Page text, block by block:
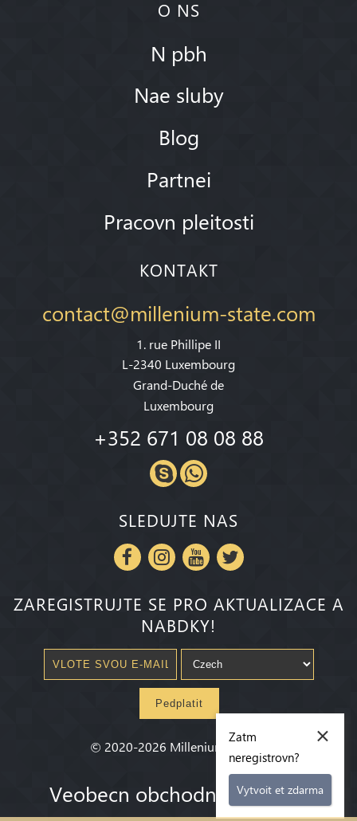
O NS
N pbh
Nae sluby
Blog
Partnei
Pracovn pleitosti
KONTAKT
contact@millenium-state.com
1. rue Phillipe II
L-2340 Luxembourg
Grand-Duché de
Luxembourg
+352 671 08 08 88
SLEDUJTE NAS
ZAREGISTRUJTE SE PRO AKTUALIZACE A
NABDKY!
Pedplatit
© 2020-2026 Millenium State
Veobecn obchodn podmnky
×
Zatm
neregistrovn?
Vytvoit et zdarma